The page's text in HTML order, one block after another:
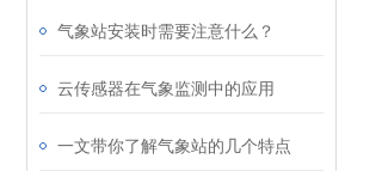
气象站安装时需要注意什么？
云传感器在气象监测中的应用
一文带你了解气象站的几个特点